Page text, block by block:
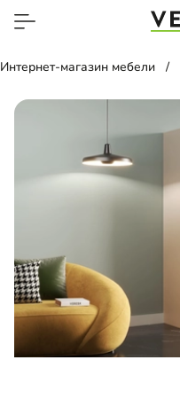
Интернет-магазин мебели